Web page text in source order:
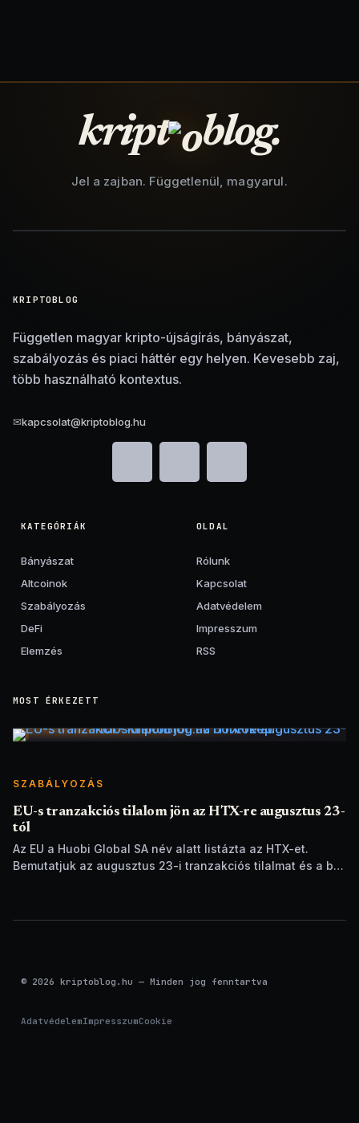
kript blog.
Jel a zajban. Függetlenül, magyarul.
KRIPTOBLOG
Független magyar kripto-újságírás, bányászat,
szabályozás és piaci háttér egy helyen. Kevesebb zaj,
több használható kontextus.
✉kapcsolat@kriptoblog.hu
KATEGÓRIÁK
Bányászat
Altcoinok
Szabályozás
DeFi
Elemzés
OLDAL
Rólunk
Kapcsolat
Adatvédelem
Impresszum
RSS
MOST ÉRKEZETT
SZABÁLYOZÁS
EU-s tranzakciós tilalom jön az HTX-re augusztus 23-
tól
Az EU a Huobi Global SA név alatt listázta az HTX-et.
Bemutatjuk az augusztus 23-i tranzakciós tilalmat és a brit
© 2026 kriptoblog.hu — Minden jog fenntartva
AdatvédelemImpresszumCookie